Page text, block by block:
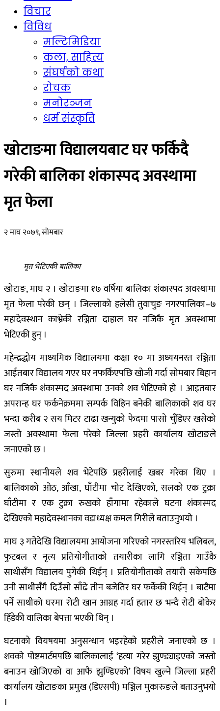
विचार
विविध
मल्टिमिडिया
कला, साहित्य
संघर्षको कथा
रोचक
मनोरञ्जन
धर्म संस्कृति
खोटाङमा विद्यालयबाट घर फर्किदै
गरेकी बालिका शंकास्पद अवस्थामा
मृत फेला
२ माघ २०७९, सोमबार
मृत भेटिएकी बालिका
खोटाङ, माघ २ । खोटाङमा १७ वर्षिया बालिका शंकास्पद अवस्थामा
मृत फेला परेकी छन् । जिल्लाको हलेसी तुवाचुङ नगरपालिका–७
महादेवस्थान काभ्रेकी रञ्जिता दाहाल घर नजिकै मृत अवस्थामा
भेटिएकी हुन् ।
महेन्द्रद्धोय माध्यमिक विद्यालयमा कक्षा १० मा अध्ययनरत रञ्जिता
आईतबार विद्यालय गएर घर नफर्किएपछि खोजी गर्दा सोमबार बिहान
घर नजिकै शंकास्पद अवस्थामा उनको शव भेटिएको हो । आइतबार
अपरान्ह घर फर्कनेक्रममा सम्पर्क विहिन बनेकी बालिकाको शव घर
भन्दा करीब २ सय मिटर टाढा खन्युको फेदमा पासो चुँडिएर खसेको
जस्तो अवस्थामा फेला परेको जिल्ला प्रहरी कार्यालय खोटाङले
जनाएको छ ।
सुरुमा स्थानीयले शव भेटेपछि प्रहरीलाई खबर गरेका थिए ।
बालिकाको ओठ, आँखा, घाँटीमा चोट देखिएको, सलको एक टुक्रा
घाँटीमा र एक टुक्रा रुखको हाँगामा रहेकाले घटना शंकास्पद
देखिएको महादेवस्थानका वडाध्यक्ष कमल गिरीले बताउनुभयो ।
माघ ३ गतेदेखि विद्यालयमा आयोजना गरिएको नगरस्तरिय भलिबल,
फुटबल र नृत्य प्रतियोगीताको तयारीका लागि रञ्जिता गाउँकै
साथीसँग विद्यालय पुगेकी थिईन् । प्रतियोगीताको तयारी सकेपछि
उनी साथीसँगै दिउँसो साँढे तीन बजेतिर घर फर्केकी थिईन् । बाटैमा
पर्ने साथीको घरमा रोटी खान आग्रह गर्दा हतार छ भन्दै रोटी बोकेर
हिँडेकी वालिका बेपत्ता भएकी थिन् ।
घटनाको वियषयमा अनुसन्धान भइरहेको प्रहरीले जनाएको छ ।
शवको पोष्टमार्टमपछि बालिकालाई ‘हत्या गरेर झुण्ड्याइएको जस्तो
बनाउन खोजिएको वा आफै झुण्डिएको’ विषय खुल्ने जिल्ला प्रहरी
कार्यालय खोटाङका प्रमुख (डिएसपी) मञ्जिल मुकारुङले बताउनुभयो
।